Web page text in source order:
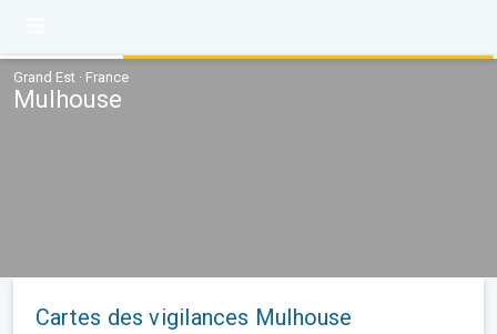
Grand Est · France
Mulhouse
Cartes des vigilances Mulhouse